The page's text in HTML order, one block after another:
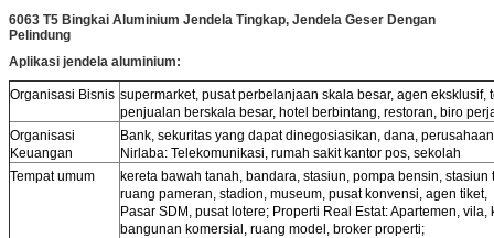
6063 T5 Bingkai Aluminium Jendela Tingkap, Jendela Geser Dengan
Pelindung
Aplikasi jendela aluminium:
Organisasi Bisnis supermarket, pusat perbelanjaan skala besar, agen eksklusif,
penjualan berskala besar, hotel berbintang, restoran, biro
Organisasi
Keuangan
Bank, sekuritas yang dapat dinegosiasikan, dana,
Nirlaba: Telekomunikasi, rumah sakit kantor pos, sekolah
Tempat umum
kereta bawah tanah, bandara, stasiun, pompa bensin, stasiun
ruang pameran, stadion, museum, pusat konvensi, agen tiket,
Pasar SDM, pusat lotere; Properti Real Estat: Apartemen, vila,
bangunan komersial, ruang model, broker properti;